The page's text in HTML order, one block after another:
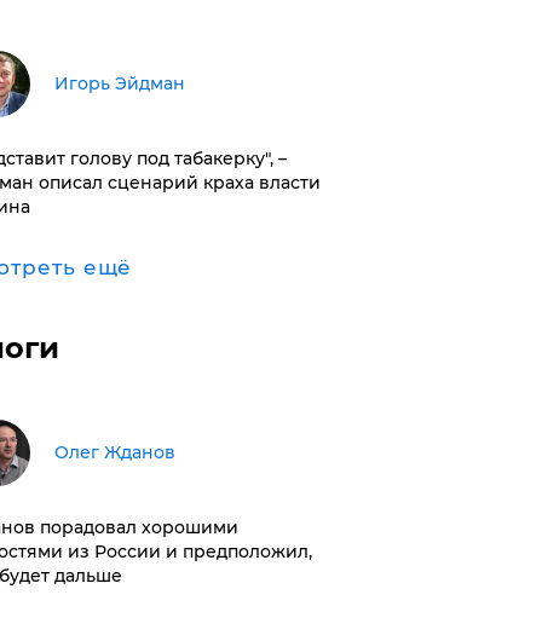
Игорь Эйдман
голову под табакерку", –
описал сценарий краха власти
ещё
Олег Жданов
порадовал хорошими
из России и предположил,
дальше